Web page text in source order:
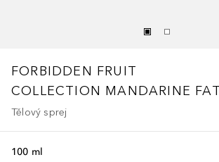
FORBIDDEN FRUIT
COLLECTION MANDARINE
Tělový sprej
100 ml